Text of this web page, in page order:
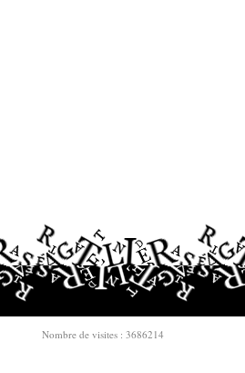
Nombre de visites : 3686214